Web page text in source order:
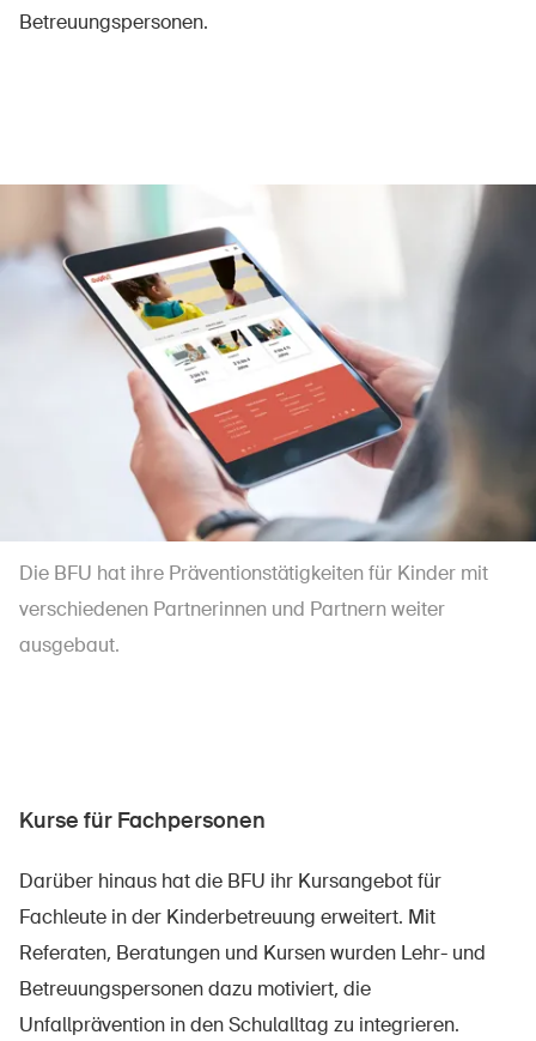
Betreuungspersonen.
Die BFU hat ihre Präventionstätigkeiten für Kinder mit
verschiedenen Partnerinnen und Partnern weiter
ausgebaut.
Kurse für Fachpersonen
Darüber hinaus hat die BFU ihr Kursangebot für
Fachleute in der Kinderbetreuung erweitert. Mit
Referaten, Beratungen und Kursen wurden Lehr- und
Betreuungspersonen dazu motiviert, die
Unfallprävention in den Schulalltag zu integrieren.